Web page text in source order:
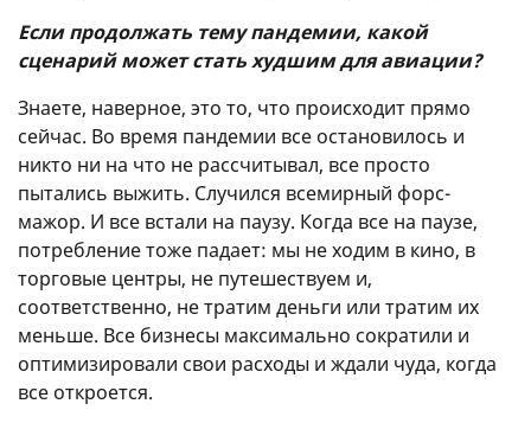
Если продолжать тему пандемии, какой
сценарий может стать худшим для авиации?
Знаете, наверное, это то, что происходит прямо
сейчас. Во время пандемии все остановилось и
никто ни на что не рассчитывал, все просто
пытались выжить. Случился всемирный форс-
мажор. И все встали на паузу. Когда все на паузе,
потребление тоже падает: мы не ходим в кино, в
торговые центры, не путешествуем и,
соответственно, не тратим деньги или тратим их
меньше. Все бизнесы максимально сократили и
оптимизировали свои расходы и ждали чуда, когда
все откроется.